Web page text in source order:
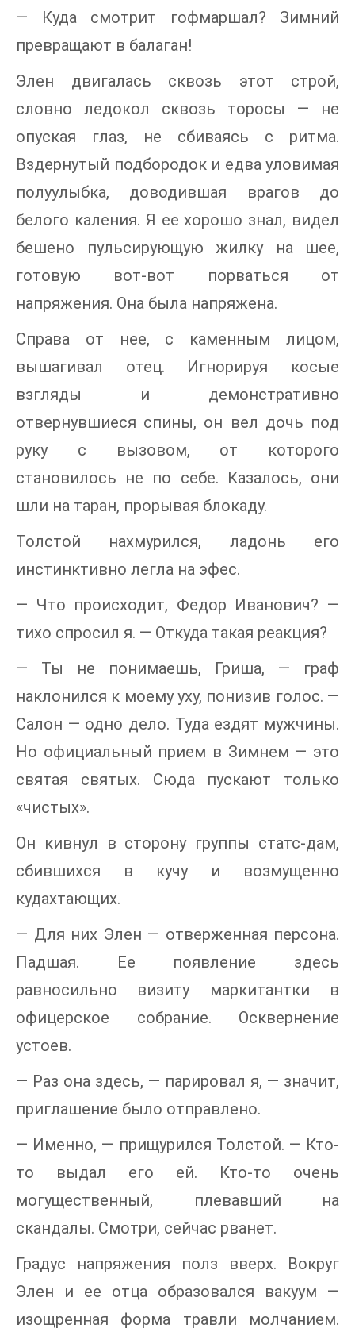
— Куда смотрит гофмаршал? Зимний
превращают в балаган!
Элен двигалась сквозь этот строй,
словно ледокол сквозь торосы — не
опуская глаз, не сбиваясь с ритма.
Вздернутый подбородок и едва уловимая
полуулыбка, доводившая врагов до
белого каления. Я ее хорошо знал, видел
бешено пульсирующую жилку на шее,
готовую вот-вот порваться от
напряжения. Она была напряжена.
Справа от нее, с каменным лицом,
вышагивал отец. Игнорируя косые
взгляды и демонстративно
отвернувшиеся спины, он вел дочь под
руку с вызовом, от которого
становилось не по себе. Казалось, они
шли на таран, прорывая блокаду.
Толстой нахмурился, ладонь его
инстинктивно легла на эфес.
— Что происходит, Федор Иванович? —
тихо спросил я. — Откуда такая реакция?
— Ты не понимаешь, Гриша, — граф
наклонился к моему уху, понизив голос. —
Салон — одно дело. Туда ездят мужчины.
Но официальный прием в Зимнем — это
святая святых. Сюда пускают только
«чистых».
Он кивнул в сторону группы статс-дам,
сбившихся в кучу и возмущенно
кудахтающих.
— Для них Элен — отверженная персона.
Падшая. Ее появление здесь
равносильно визиту маркитантки в
офицерское собрание. Осквернение
устоев.
— Раз она здесь, — парировал я, — значит,
приглашение было отправлено.
— Именно, — прищурился Толстой. — Кто-
то выдал его ей. Кто-то очень
могущественный, плевавший на
скандалы. Смотри, сейчас рванет.
Градус напряжения полз вверх. Вокруг
Элен и ее отца образовался вакуум —
изощренная форма травли молчанием.